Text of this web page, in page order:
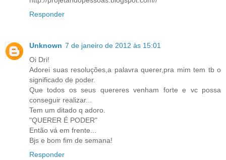
Responder
Unknown 7 de janeiro de 2012 às 15:01
Oi Dri!
Adorei suas resoluções,a palavra querer,pra mim tem tb o
significado de poder.
Que todos os seus quereres venham forte e vc possa
conseguir realizar...
Tem um ditado q adoro.
"QUERER É PODER"
Então vá em frente...
Bjs e bom fim de semana!
Responder